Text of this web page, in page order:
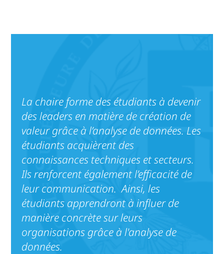
La chaire forme des étudiants à devenir
des leaders en matière de création de
valeur grâce à l’analyse de données. Les
étudiants acquièrent des
connaissances techniques et secteurs.
Ils renforcent également l’efficacité de
leur communication. Ainsi, les
étudiants apprendront à influer de
manière concrète sur leurs
organisations grâce à l'analyse de
données.